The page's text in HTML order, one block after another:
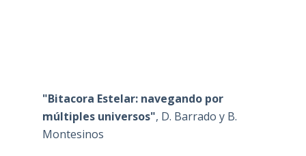
"Bitacora Estelar: navegando por
múltiples universos", D. Barrado y B.
Montesinos